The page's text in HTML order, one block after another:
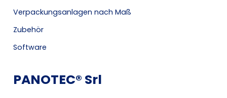
Verpackungsanlagen nach Maß
Zubehör
Software
PANOTEC® Srl